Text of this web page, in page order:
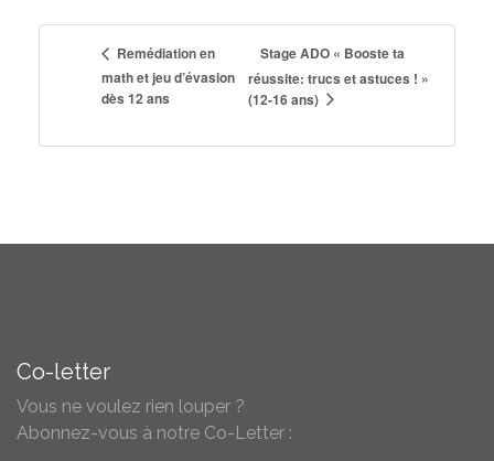
Remédiation en
math et jeu d’évasion
dès 12 ans
Stage ADO « Booste ta
réussite: trucs et astuces ! »
(12-16 ans)
Co-letter
Vous ne voulez rien louper ?
Abonnez-vous à notre Co-Letter :